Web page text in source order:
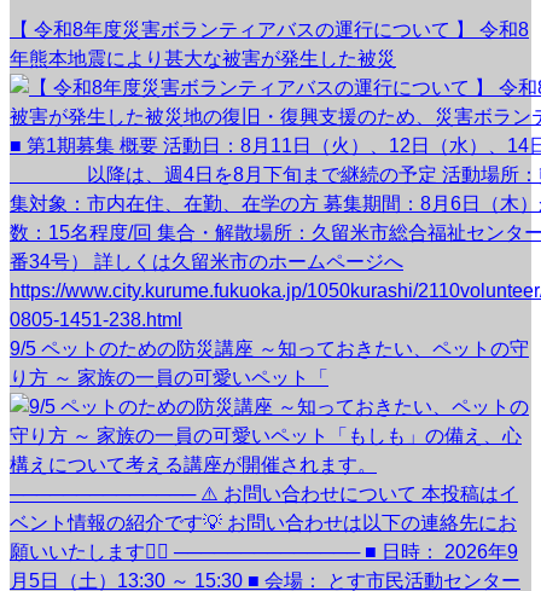
【 令和8年度災害ボランティアバスの運行について 】 令和8
年熊本地震により甚大な被害が発生した被災
9/5 ペットのための防災講座 ～知っておきたい、ペットの守
り方 ～ 家族の一員の可愛いペット「